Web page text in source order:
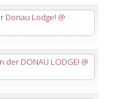
Donau Lodge! @
der DONAU LODGE! @